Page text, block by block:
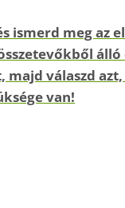
ismerd meg az
majd válaszd
van!